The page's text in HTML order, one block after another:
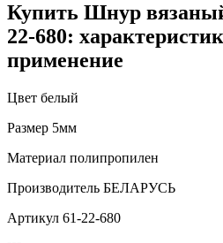
Купить Шнур
22-680:
применение
Цвет белый
Размер 5мм
Материал полипропилен
Производитель БЕЛАРУСЬ
Артикул 61-22-680